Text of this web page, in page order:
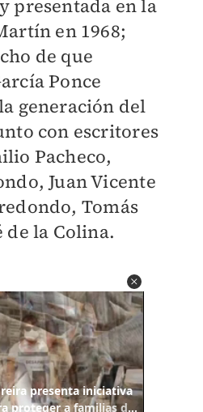
presentada en la
en 1968;
de que
Ponce
generación del
con escritores
Pacheco,
Juan Vicente
Tomás
de la Colina.